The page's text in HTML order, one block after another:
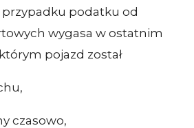
podatku od
wygasa w ostatnim
pojazd został
czasowo,